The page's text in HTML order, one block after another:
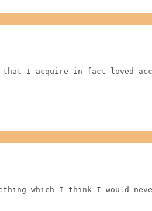
I acquire in fact loved
which I think I would